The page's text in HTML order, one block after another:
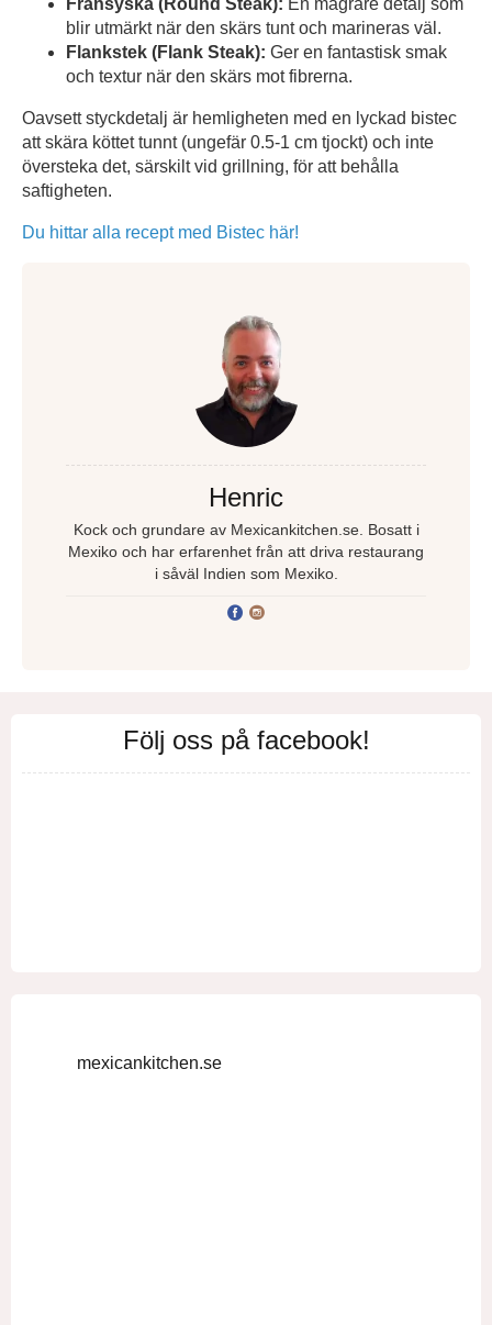
Fransyska (Round Steak): En magrare detalj som
blir utmärkt när den skärs tunt och marineras väl.
Flankstek (Flank Steak): Ger en fantastisk smak
och textur när den skärs mot fibrerna.
Oavsett styckdetalj är hemligheten med en lyckad bistec
att skära köttet tunnt (ungefär 0.5-1 cm tjockt) och inte
översteka det, särskilt vid grillning, för att behålla
saftigheten.
Du hittar alla recept med Bistec här!
Henric
Kock och grundare av Mexicankitchen.se. Bosatt i
Mexiko och har erfarenhet från att driva restaurang
i såväl Indien som Mexiko.
Följ oss på facebook!
mexicankitchen.se